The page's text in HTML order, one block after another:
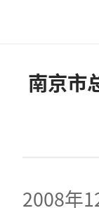
南京市
2008年